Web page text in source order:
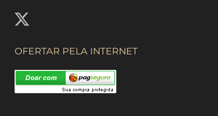
OFERTAR PELA INTERNET